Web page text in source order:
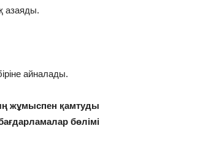
азаяды.
айналады.
жұмыспен қамтуды
бөлімі